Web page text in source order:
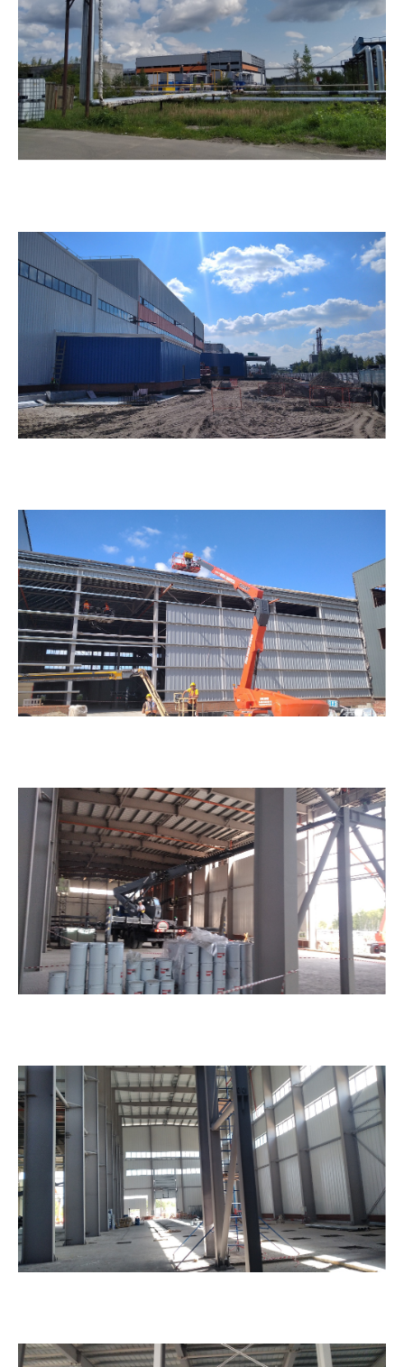
работы по опытно-промышленной
эксплуатации завода и выходу на проектные
мощности по выпуску готовой продукции.
05.08.2025
ARCO. 20 лет созидания.
01.08.2025
Фотоотчет о ходе строительства предприятия
ООО «РусСилика» на территории ОЭЗ Кулибин
07.07.2025
ОЭЗ Красноярская Технологическая Долина.
Строительство машиностроительного
предприятия ООО «Хенкон Сибирь» завершено.
01.07.2025
ОЭЗ Красноярская Технологическая Долина.
Строительство машиностроительного
предприятия АО «Спецтехномаш» завершено.
07.04.2025
03.03.2025
ОЭЗ Красноярская технологическая долина.
Новый резидент ООО Красмонтаж.
08.01.2025
ОЭЗ Красноярская Технологическая Долина.
Итоги строительного сезона 2024 года.
Завершающая фаза строительства первого
этапа машиностроительного предприятия АО
«Спецтехномаш».
Завершающая фаза строительства первого
этапа машиностроительного предприятия ООО
«Хенкон Сибирь».
06.01.2025
Фотоотчет о ходе строительства предприятия
ООО «РусСилика» на территории ОЭЗ Кулибин
(г. Дзержинск, Нижегородская область). Декабрь
2024г.
«Хенкон Сибирь» на территории ОЭЗ